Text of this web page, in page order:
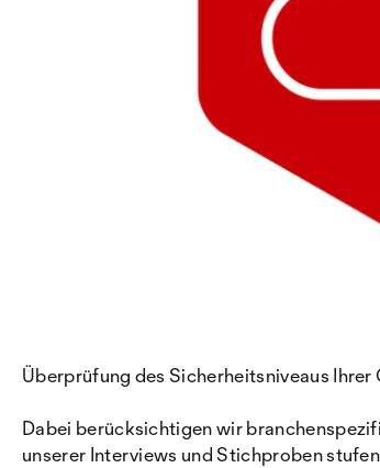
Überprüfung des Sicherheitsniveaus
Dabei berücksichtigen wir
unserer Interviews und Stichproben